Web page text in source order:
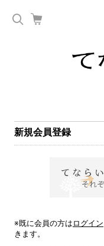
新規会員登録
※既に会員の方は ログイン
きます。